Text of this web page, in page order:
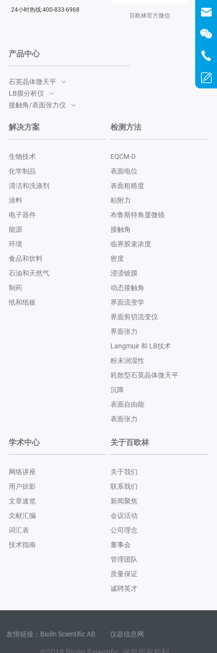
24小时热线:400-833-6968
百欧林官方微信
产品中心
石英晶体微天平
LB膜分析仪
接触角/表面张力仪
解决方案
生物技术
化学制品
清洁和洗涤剂
涂料
电子器件
能源
环境
食品和饮料
石油和天然气
制药
纸和纸板
检测方法
EQCM-D
表面电位
表面粗糙度
粘附力
布鲁斯特角显微镜
接触角
临界胶束浓度
密度
浸渍镀膜
动态接触角
界面流变学
界面剪切流变仪
界面张力
Langmuir 和 LB技术
粉末润湿性
耗散型石英晶体微天平
沉降
表面自由能
表面张力
学术中心
网络讲座
用户掠影
文章速览
文献汇编
词汇表
技术指南
关于百欧林
关于我们
联系我们
新闻聚焦
会议活动
公司理念
董事会
管理团队
质量保证
诚聘英才
友情链接： Biolin Scientific AB 仪器信息网